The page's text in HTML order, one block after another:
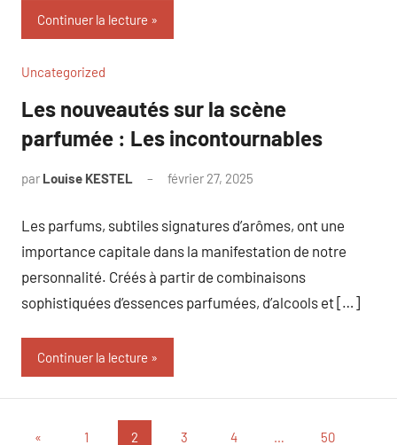
Continuer la lecture
Uncategorized
Les nouveautés sur la scène
parfumée : Les incontournables
par Louise KESTEL février 27, 2025
Les parfums, subtiles signatures d’arômes, ont une
importance capitale dans la manifestation de notre
personnalité. Créés à partir de combinaisons
sophistiquées d’essences parfumées, d’alcools et […]
Continuer la lecture
Pagination
« Publications
1 2 3 4 … 50